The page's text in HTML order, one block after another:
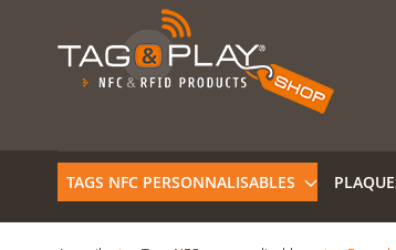
contenu
TAGS NFC PERSONNALISABLES